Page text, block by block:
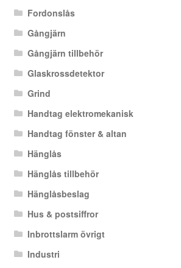
Fordonslås
Gångjärn
Gångjärn tillbehör
Glaskrossdetektor
Grind
Handtag elektromekanisk
Handtag fönster & altan
Hänglås
Hänglås tillbehör
Hänglåsbeslag
Hus & postsiffror
Inbrottslarm övrigt
Industri